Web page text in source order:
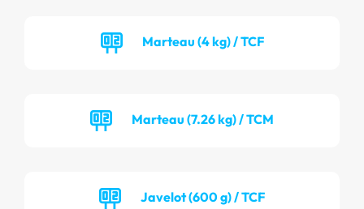
Marteau (4 kg) / TCF
Marteau (7.26 kg) / TCM
Javelot (600 g) / TCF